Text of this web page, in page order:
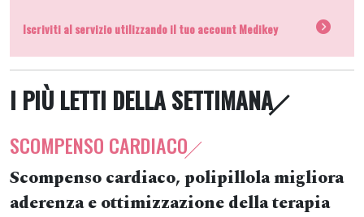
Iscriviti al servizio utilizzando il tuo account Medikey
I PIÙ LETTI DELLA SETTIMANA
SCOMPENSO CARDIACO
Scompenso cardiaco, polipillola migliora
aderenza e ottimizzazione della terapia